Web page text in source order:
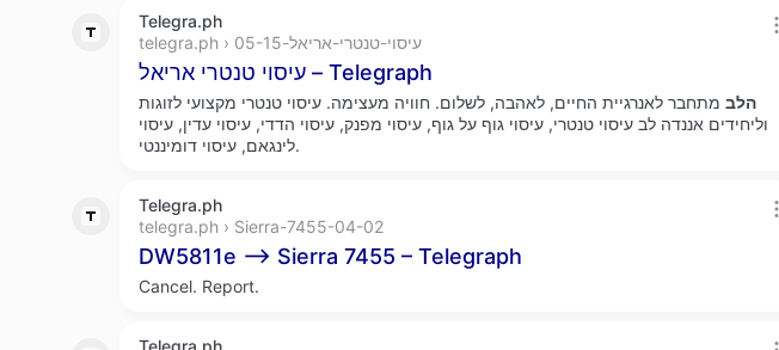
Telegra.ph
telegra.ph › עיסוי-טנטרי-אריאל-05-15
עיסוי טנטרי אריאל – Telegraph
הלב מתחבר לאנרגיית החיים, לאהבה, לשלום. חוויה מעצימה. עיסוי טנטרי מקצועי לזוגות
וליחידים אננדה לב עיסוי טנטרי, עיסוי גוף על גוף, עיסוי מפנק, עיסוי הדדי, עיסוי עדין, עיסוי
לינגאם, עיסוי דומיננטי.
Telegra.ph
telegra.ph › Sierra-7455-04-02
DW5811e --> Sierra 7455 – Telegraph
Cancel. Report.
Telegra.ph